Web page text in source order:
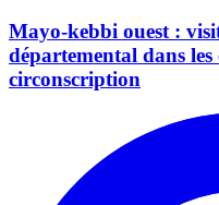
Mayo-kebbi ouest :
départemental dans les
circonscription